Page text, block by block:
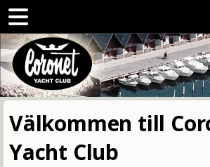
Välkommen till
Yacht Club